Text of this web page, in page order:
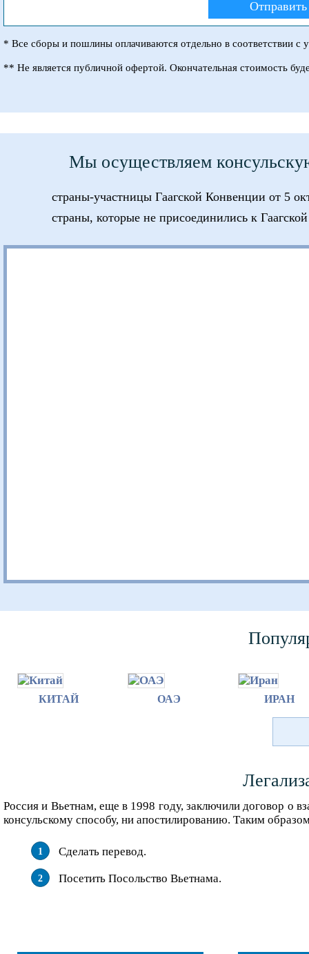
* Все сборы и пошлины оплачиваются отдельно в соответствии с
** Не является публичной офертой. Окончательная стоимость
Мы осуществляем
страны-участницы Гаагской Конвенции от 5
страны, которые не присоединились к
КИТАЙ ОАЭ ИРАН
Россия и Вьетнам, еще в 1998 году, заключили договор о
консульскому способу, ни апостилированию. Таким
Сделать перевод.
Посетить Посольство Вьетнама.